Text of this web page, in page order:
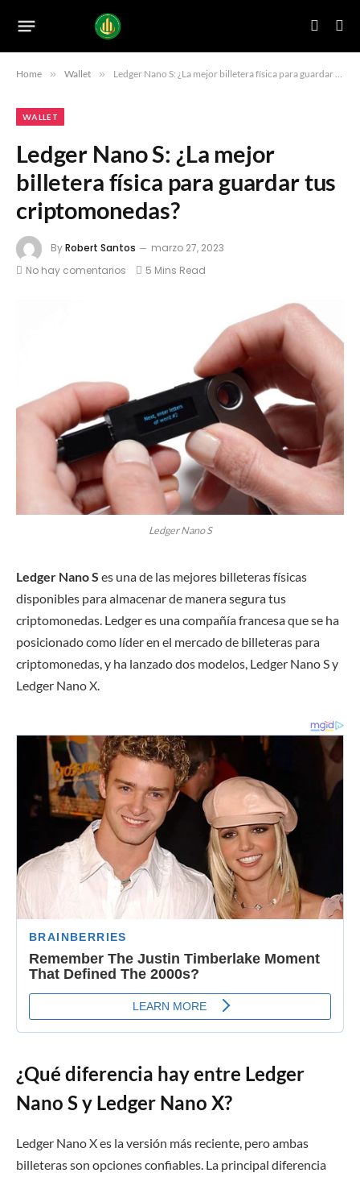
Home » Wallet » Ledger Nano S: ¿La mejor billetera física para guardar tus criptomonedas?
WALLET
Ledger Nano S: ¿La mejor
billetera física para guardar tus
criptomonedas?
ByRobert Santos
marzo 27, 2023
No hay comentarios
5 Mins Read
Ledger Nano S
Ledger Nano S es una de las mejores billeteras físicas
disponibles para almacenar de manera segura tus
criptomonedas. Ledger es una compañía francesa que se ha
posicionado como líder en el mercado de billeteras para
criptomonedas, y ha lanzado dos modelos, Ledger Nano S y
Ledger Nano X.
¿Qué diferencia hay entre Ledger
Nano S y Ledger Nano X?
Ledger Nano X es la versión más reciente, pero ambas
billeteras son opciones confiables. La principal diferencia